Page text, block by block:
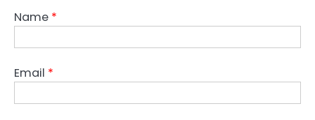
Name *
Email *